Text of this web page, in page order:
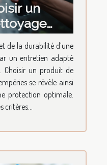
un
?
de la durabilité d’une
un entretien adapté
Choisir un produit de
se révèle ainsi
protection optimale.
critères...